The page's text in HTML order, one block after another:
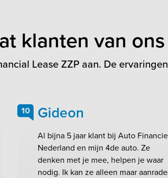
klanten van
Lease ZZP aan. De
10 Gideon
Al bijna 5 jaar klant bij Auto
Nederland en mijn 4de auto. Ze
denken met je mee, helpen je waar
nodig. Ik kan ze alleen maar